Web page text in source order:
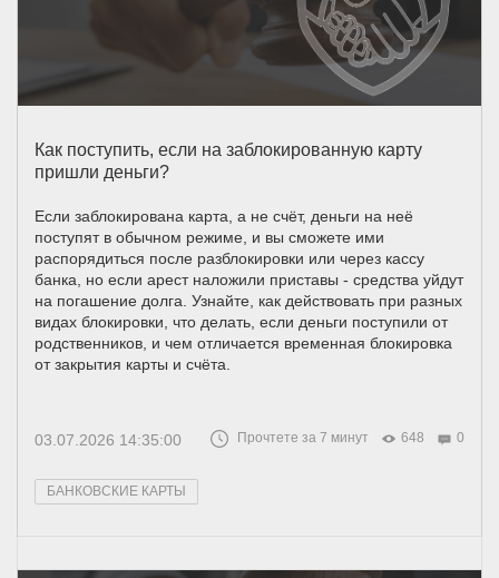
Как поступить, если на заблокированную карту
пришли деньги?
Если заблокирована карта, а не счёт, деньги на неё
поступят в обычном режиме, и вы сможете ими
распорядиться после разблокировки или через кассу
банка, но если арест наложили приставы - средства уйдут
на погашение долга. Узнайте, как действовать при разных
видах блокировки, что делать, если деньги поступили от
родственников, и чем отличается временная блокировка
от закрытия карты и счёта.
03.07.2026 14:35:00 Прочтете за 7 минут 648 0
БАНКОВСКИЕ КАРТЫ